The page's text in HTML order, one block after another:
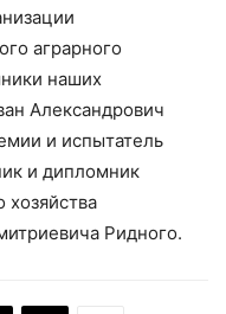
аграрного
наших
Александрович
и испытатель
и дипломник
хозяйства
Ридного.